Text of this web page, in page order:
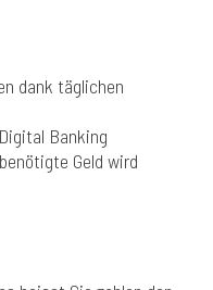
dank täglichen
Banking
Geld wird